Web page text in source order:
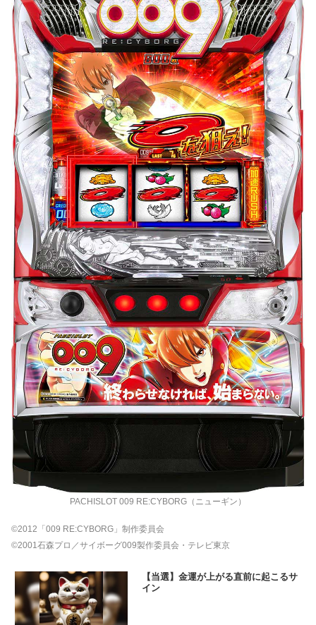
PACHISLOT 009 RE:CYBORG（ニューギン）
©2012「009 RE:CYBORG」制作委員会
©2001石森プロ／サイボーグ009製作委員会・テレビ東京
【当選】金運が上がる直前に起こるサ
イン